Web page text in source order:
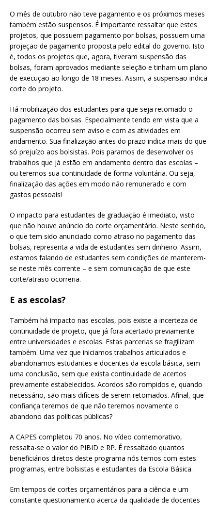
O mês de outubro não teve pagamento e os próximos meses
também estão suspensos. É importante ressaltar que estes
projetos, que possuem pagamento por bolsas, possuem uma
projeção de pagamento proposta pelo edital do governo. Isto
é, todos os projetos que, agora, tiveram suspensão das
bolsas, foram aprovados mediante seleção e tinham um plano
de execução ao longo de 18 meses. Assim, a suspensão indica
corte do projeto.
Há mobilização dos estudantes para que seja retomado o
pagamento das bolsas. Especialmente tendo em vista que a
suspensão ocorreu sem aviso e com as atividades em
andamento. Sua finalização antes do prazo indica mais do que
só prejuízo aos bolsistas. Pois paramos de desenvolver os
trabalhos que já estão em andamento dentro das escolas –
ou teremos sua continuidade de forma voluntária. Ou seja,
finalização das ações em modo não remunerado e com
gastos pessoais!
O impacto para estudantes de graduação é imediato, visto
que não houve anúncio do corte orçamentário. Neste sentido,
o que tem sido anunciado como atraso no pagamento das
bolsas, representa a vida de estudantes sem dinheiro. Assim,
estamos falando de estudantes sem condições de manterem-
se neste mês corrente – e sem comunicação de que este
corte/atraso ocorreria.
E as escolas?
Também há impacto nas escolas, pois existe a incerteza de
continuidade de projeto, que já fora acertado previamente
entre universidades e escolas. Estas parcerias se fragilizam
também. Uma vez que iniciamos trabalhos articulados e
abandonamos estudantes e docentes da escola básica, sem
uma conclusão, sem que exista continuidade de acertos
previamente estabelecidos. Acordos são rompidos e, quando
necessário, são mais difíceis de serem retomados. Afinal, que
confiança teremos de que não teremos novamente o
abandono das políticas públicas?
A CAPES completou 70 anos. No vídeo comemorativo,
ressalta-se o valor do PIBID e RP. É ressaltado quantos
beneficiários diretos deste programa nós temos com estes
programas, entre bolsistas e estudantes da Escola Básica.
Em tempos de cortes orçamentários para a ciência e um
constante questionamento acerca da qualidade de docentes